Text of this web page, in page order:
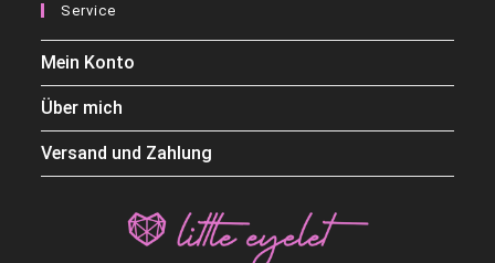
Service
Mein Konto
Über mich
Versand und Zahlung